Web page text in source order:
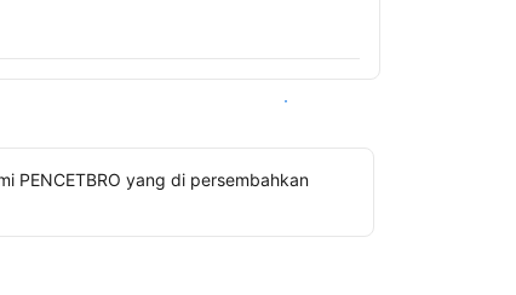
Lihat ketersediaan
PENCETBRO yang di persembahkan